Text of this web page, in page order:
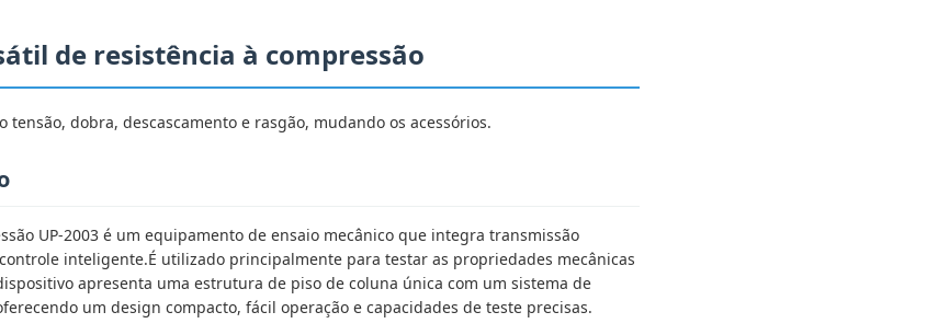
de resistência à compressão
tensão, dobra, descascamento e rasgão, mudando os acessórios.
UP-2003 é um equipamento de ensaio mecânico que integra transmissão
inteligente.É utilizado principalmente para testar as propriedades mecânicas
apresenta uma estrutura de piso de coluna única com um sistema de
um design compacto, fácil operação e capacidades de teste precisas.